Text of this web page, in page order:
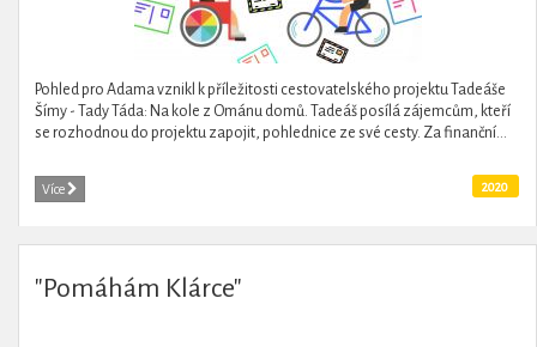
Pohled pro Adama vznikl k příležitosti cestovatelského projektu Tadeáše
Šímy - Tady Táda: Na kole z Ománu domů. Tadeáš posílá zájemcům, kteří
se rozhodnou do projektu zapojit, pohlednice ze své cesty. Za finanční...
Více 2020
"Pomáhám Klárce"